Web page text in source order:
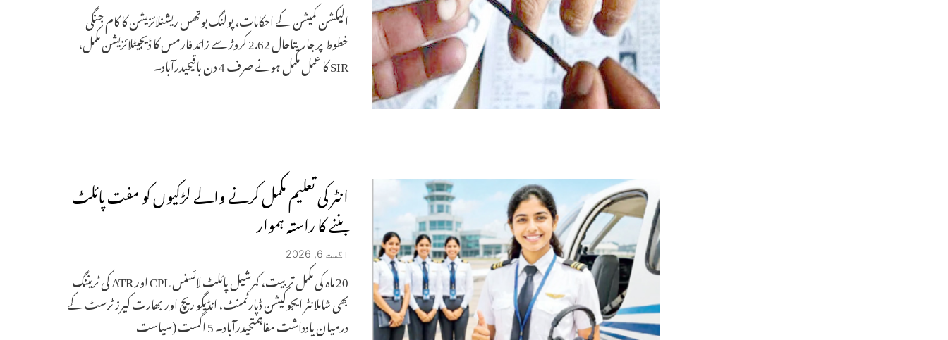
الیکشن کمیشن کے احکامات، پولنگ بوتھس ریشنلائزیشن کا کام جنگی
خطوط پر جاریتاحال 2.62 کروڑ سے زائد فارمس کا ڈیجیٹلائزیشن مکمل،
SIR کا عمل مکمل ہونے صرف 4 دن باقیحیدرآباد۔
انٹر کی تعلیم مکمل کرنے والے لڑکیوں کو مفت پائلٹ
بننے کا راستہ ہموار
اگست 6, 2026
20 ماہ کی مکمل تربیت، کمرشیل پائلٹ لائسنس CPL اور ATR کی ٹریننگ
بھی شاملانٹر ایجوکیشن ڈپارٹمنٹ، انڈیگو ریچ اور بھارت کیرز ٹرسٹ کے
درمیان یادداشت مفاہمتحیدرآباد۔ 5 اگست (سیاست